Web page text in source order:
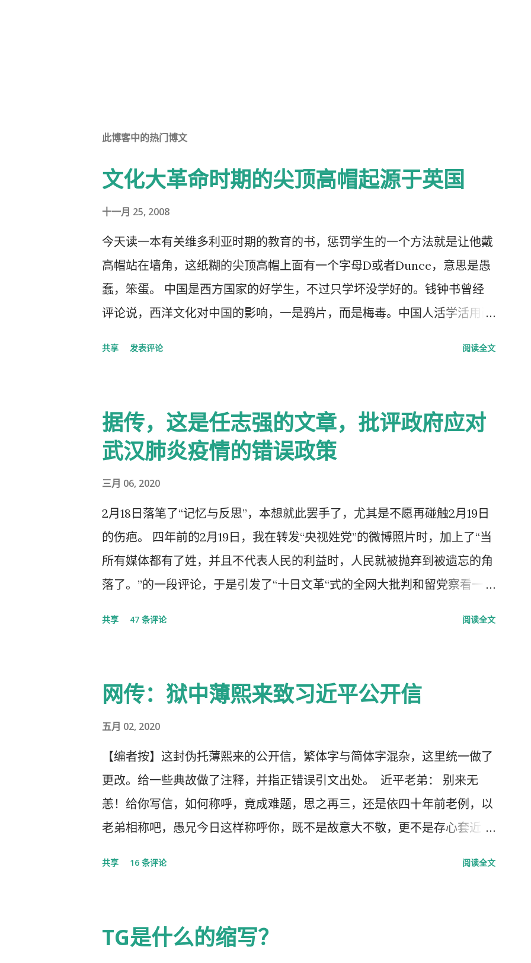
此博客中的热门博文
文化大革命时期的尖顶高帽起源于英国
十一月 25, 2008
今天读一本有关维多利亚时期的教育的书，惩罚学生的一个方法就是让他戴
高帽站在墙角，这纸糊的尖顶高帽上面有一个字母D或者Dunce，意思是愚
蠢，笨蛋。 中国是西方国家的好学生，不过只学坏没学好的。钱钟书曾经
评论说，西洋文化对中国的影响，一是鸦片，而是梅毒。中国人活学活用西
共享 发表评论 阅读全文
据传，这是任志强的文章，批评政府应对
武汉肺炎疫情的错误政策
三月 06, 2020
2月18日落笔了“记忆与反思”，本想就此罢手了，尤其是不愿再碰触2月19日
的伤疤。 四年前的2月19日，我在转发“央视姓党”的微博照片时，加上了“当
所有媒体都有了姓，并且不代表人民的利益时，人民就被抛弃到被遗忘的角
落了。”的一段评论，于是引发了“十日文革“式的全网大批判和留党察看一年
实的真相，剩下的就是人民的生命被病毒和体制的重病共同伤害的结果。
几天之后媒体上、网络上疯传着2月23日中央召开全国上下约17万人参加的
大会，被称为中国历史上参加人数最多的中央大会。且远胜于当年七千人的
庐山会议的规模，有着比七千人大会更重要的现实意义，也被称为是一次伟
大的会议。 网上许多人在用各种方式吹嘘和吹捧这次大会的伟大意义，并
且格外的强调这次会议中最重要的党的主席的长篇讲话，是一个鼓舞人心、
英明正确的战略部署，为世界指明了防治疫情的方向，号召用举国体制的力
现了”党中央对疫情形势的判断是正确的，“彰显了中国共产党领导和中国特
红旗飘舞，高举红宝书，三呼领袖“万岁、万岁、万万岁”的时代。更有许多
共享 47 条评论 阅读全文
网传：狱中薄熙来致习近平公开信
五月 02, 2020
【编者按】这封伪托薄熙来的公开信，繁体字与简体字混杂，这里统一做了
更改。给一些典故做了注释，并指正错误引文出处。 近平老弟： 别来无
恙！给你写信，如何称呼，竟成难题，思之再三，还是依四十年前老例，以
老弟相称吧，愚兄今日这样称呼你，既不是故意大不敬，更不是存心套近
不禁疑惑有人故意造成两雄相争的局面似的。而今时迁势易，成王败寇，你
已居庙堂之颠颐指气使，拱为一尊，而我却拜你所赐＂以非罪之身” [1] 陷缧
共享 16 条评论 阅读全文
TG是什么的缩写？